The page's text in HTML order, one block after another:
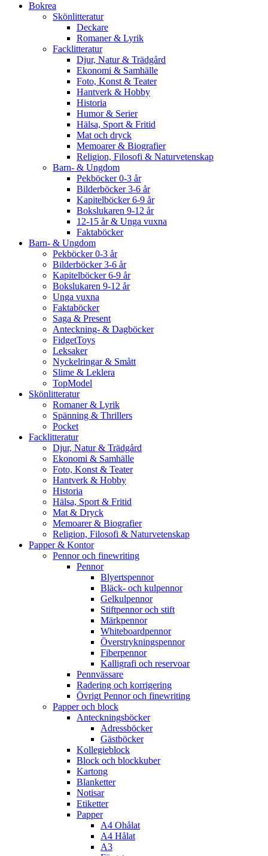
Bokrea
Skönlitteratur
Deckare
Romaner & Lyrik
Facklitteratur
Djur, Natur & Trädgård
Ekonomi & Samhälle
Foto, Konst & Teater
Hantverk & Hobby
Historia
Humor & Serier
Hälsa, Sport & Fritid
Mat och dryck
Memoarer & Biografier
Religion, Filosofi & Naturvetenskap
Barn- & Ungdom
Pekböcker 0-3 år
Bilderböcker 3-6 år
Kapitelböcker 6-9 år
Bokslukaren 9-12 år
12-15 år & Unga vuxna
Faktaböcker
Barn- & Ungdom
Pekböcker 0-3 år
Bilderböcker 3-6 år
Kapitelböcker 6-9 år
Bokslukaren 9-12 år
Unga vuxna
Faktaböcker
Saga & Present
Anteckning- & Dagböcker
FidgetToys
Leksaker
Nyckelringar & Smått
Slime & Leklera
TopModel
Skönlitteratur
Romaner & Lyrik
Spänning & Thrillers
Pocket
Facklitteratur
Djur, Natur & Trädgård
Ekonomi & Samhälle
Foto, Konst & Teater
Hantverk & Hobby
Historia
Hälsa, Sport & Fritid
Mat & Dryck
Memoarer & Biografier
Religion, Filosofi & Naturvetenskap
Papper & Kontor
Pennor och finewriting
Pennor
Blyertspennor
Bläck- och kulpennor
Gelkulpennor
Stiftpennor och stift
Märkpennor
Whiteboardpennor
Överstrykningspennor
Fiberpennor
Kalligrafi och reservoar
Pennvässare
Radering och korrigering
Övrigt Pennor och finewriting
Papper och block
Anteckningsböcker
Adressböcker
Gästböcker
Kollegieblock
Block och blockkuber
Kartong
Blanketter
Notisar
Etiketter
Papper
A4 Ohålat
A4 Hålat
A3